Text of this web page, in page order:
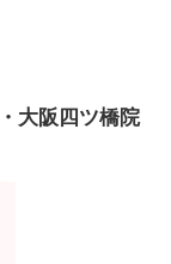
大阪四ツ橋院